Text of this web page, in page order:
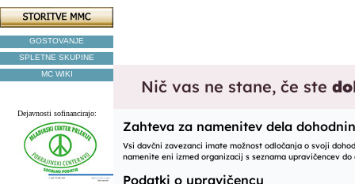
GOSTOVANJE
SPLETNE SKUPINE
MC WIKI
Dejavnosti sofinancirajo: